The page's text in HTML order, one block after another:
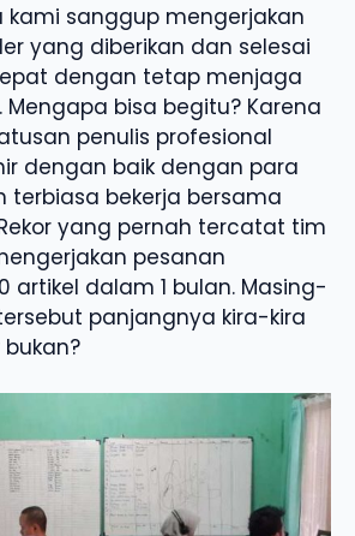
kami sanggup mengerjakan
yang diberikan dan selesai
dengan tetap menjaga
Mengapa bisa begitu? Karena
penulis profesional
dengan baik dengan para
terbiasa bekerja bersama
yang pernah tercatat tim
pesanan
artikel dalam 1 bulan. Masing-
panjangnya kira-kira
bukan?